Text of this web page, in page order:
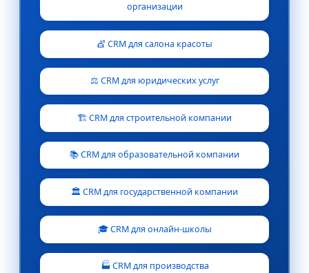
организации
💇 CRM для салона красоты
⚖️ CRM для юридических услуг
🏗️ CRM для строительной компании
📚 CRM для образовательной компании
🏛️ CRM для государственной компании
🎓 CRM для онлайн-школы
🏭 CRM для производства